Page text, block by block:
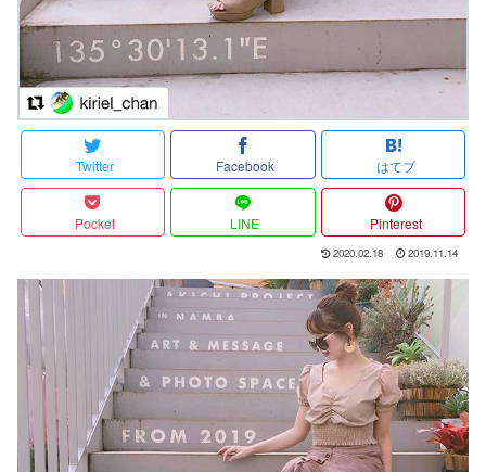
Twitter Facebook はてブ
Pocket LINE Pinterest
2020.02.18 2019.11.14